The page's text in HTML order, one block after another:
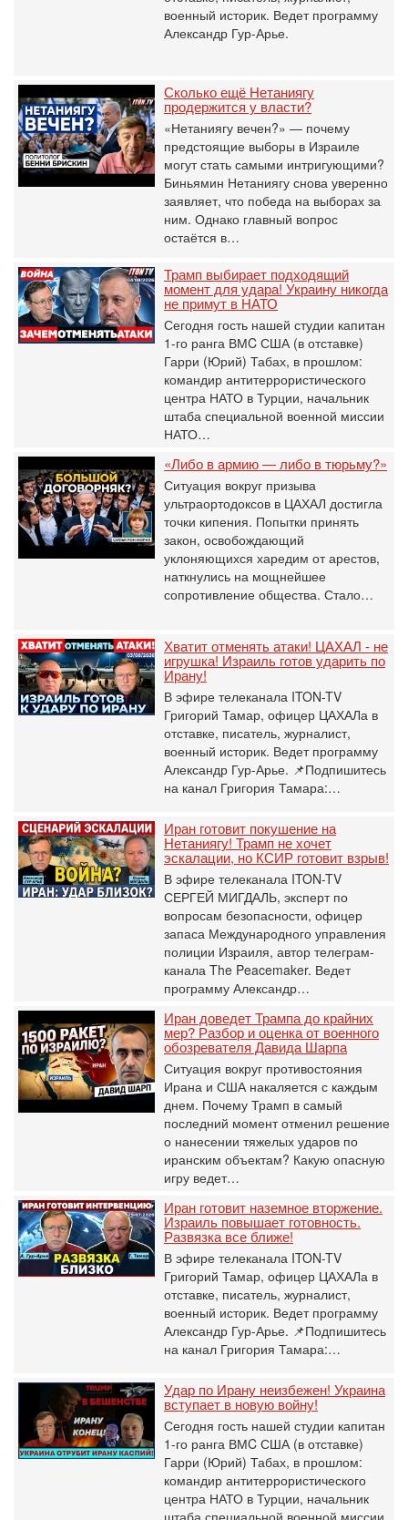
военный историк. Ведет программу
Александр Гур-Арье.
Сколько ещё Нетаниягу
продержится у власти?
«Нетаниягу вечен?» — почему
предстоящие выборы в Израиле
могут стать самыми интригующими?
Биньямин Нетаниягу снова уверенно
заявляет, что победа на выборах за
ним. Однако главный вопрос
остаётся в…
Трамп выбирает подходящий
момент для удара! Украину никогда
не примут в НАТО
Сегодня гость нашей студии капитан
1-го ранга ВМC США (в отставке)
Гарри (Юрий) Табах, в прошлом:
командир антитеррористического
центра НАТО в Турции, начальник
штаба специальной военной миссии
НАТО…
«Либо в армию — либо в тюрьму?»
Ситуация вокруг призыва
ультраортодоксов в ЦАХАЛ достигла
точки кипения. Попытки принять
закон, освобождающий
уклоняющихся харедим от арестов,
наткнулись на мощнейшее
сопротивление общества. Стало…
Хватит отменять атаки! ЦАХАЛ - не
игрушка! Израиль готов ударить по
Ирану!
В эфире телеканала ITON-TV
Григорий Тамар, офицер ЦАХАЛа в
отставке, писатель, журналист,
военный историк. Ведет программу
Александр Гур-Арье. 📌Подпишитесь
на канал Григория Тамара:…
Иран готовит покушение на
Нетаниягу! Трамп не хочет
эскалации, но КСИР готовит взрыв!
В эфире телеканала ITON-TV
СЕРГЕЙ МИГДАЛЬ, эксперт по
вопросам безопасности, офицер
запаса Международного управления
полиции Израиля, автор телеграм-
канала The Peacemaker. Ведет
программу Александр…
Иран доведет Трампа до крайних
мер? Разбор и оценка от военного
обозревателя Давида Шарпа
Ситуация вокруг противостояния
Ирана и США накаляется с каждым
днем. Почему Трамп в самый
последний момент отменил решение
о нанесении тяжелых ударов по
иранским объектам? Какую опасную
игру ведет…
Иран готовит наземное вторжение.
Израиль повышает готовность.
Развязка все ближе!
В эфире телеканала ITON-TV
Григорий Тамар, офицер ЦАХАЛа в
отставке, писатель, журналист,
военный историк. Ведет программу
Александр Гур-Арье. 📌Подпишитесь
на канал Григория Тамара:…
Удар по Ирану неизбежен! Украина
вступает в новую войну!
Сегодня гость нашей студии капитан
1-го ранга ВМC США (в отставке)
Гарри (Юрий) Табах, в прошлом:
командир антитеррористического
центра НАТО в Турции, начальник
штаба специальной военной миссии